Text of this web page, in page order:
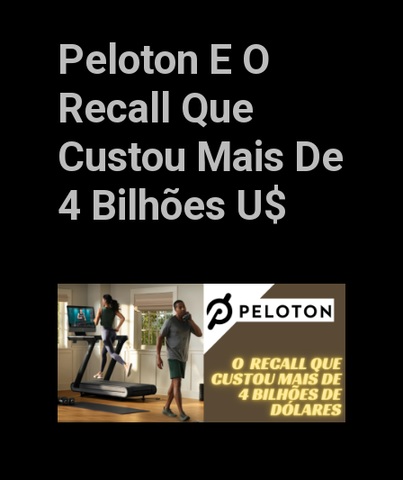
Peloton E O
Recall Que
Custou Mais De
4 Bilhões U$